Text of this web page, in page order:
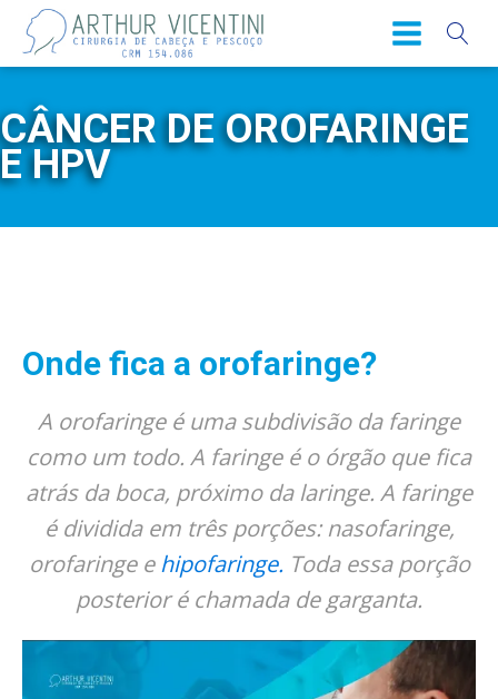
CÂNCER DE OROFARINGE
E HPV
Onde fica a orofaringe?
A orofaringe é uma subdivisão da faringe
como um todo. A faringe é o órgão que fica
atrás da boca, próximo da laringe. A faringe
é dividida em três porções: nasofaringe,
orofaringe ehipofaringe. Toda essa porção
posterior é chamada de garganta.